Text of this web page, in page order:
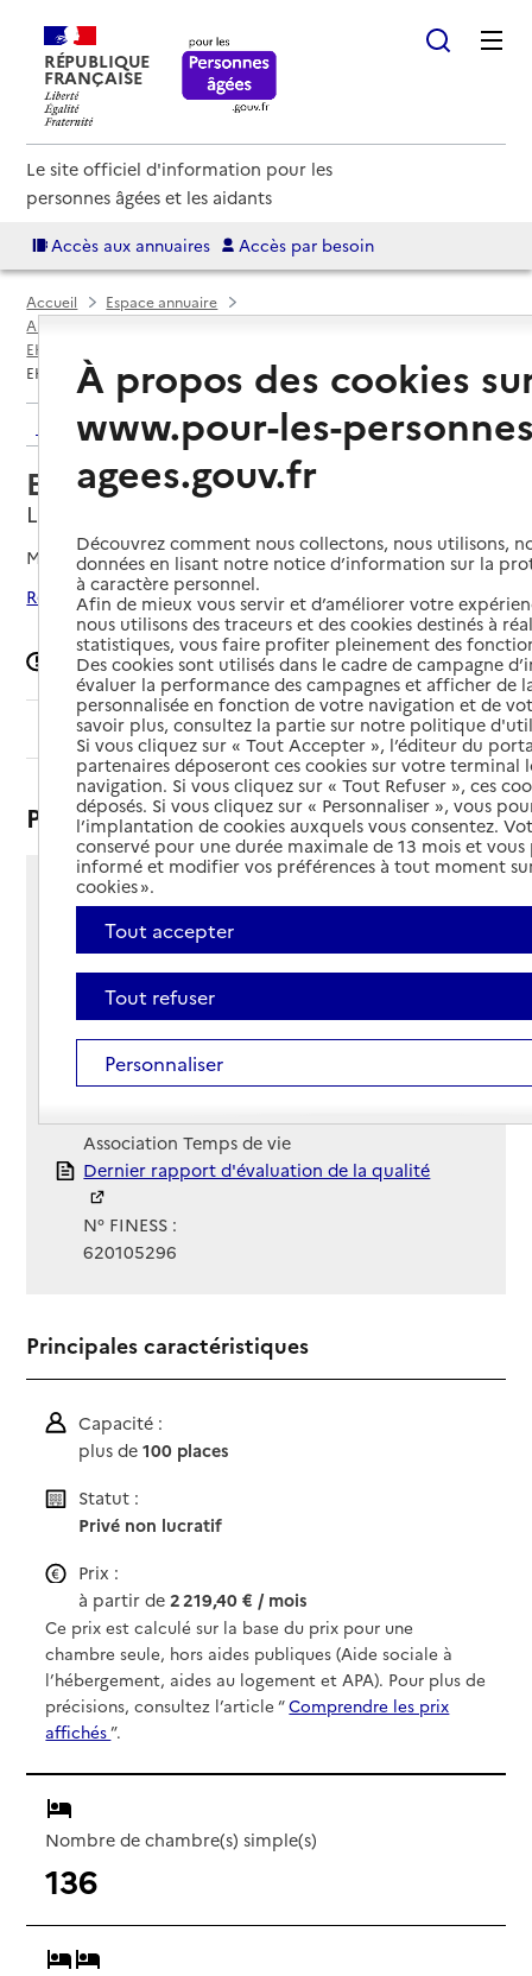
RÉPUBLIQUE
FRANÇAISE
Le site officiel d'information pour les
personnes âgées et les aidants
Accès aux annuaires Accès par besoin
Accueil
Espace annuaire
Annuaire EHPAD et maisons de retraite
EHPAD par département
EHPAD Résidence Saint-Jean
Retour aux résultats de l'annuaire
EHPAD Résidence Saint-Jean
Laventie, PAS-DE-CALAIS
Mis à jour le17/06/2026
Rechercher les établissements autour de Laventie
Signaler une erreur
Sommaire
Présentation
16 rue du 11 Novembre
- BP 47
62840 - Laventie
Voir itinéraire
Téléphone :
03 21 27 64 09
Contact
Contact
Site Internet
Site internet
Association Temps de vie
Rapport HAS
Dernier rapport d'évaluation de la qualité
N° FINESS :
620105296
Principales caractéristiques
Capacité :
plus de100 places
Statut :
Privé non lucratif
Prix :
à partir de2 219,40 € / mois
Ce prix est calculé sur la base du prix pour une
chambre seule, hors aides publiques (Aide sociale à
l’hébergement, aides au logement et APA). Pour plus de
précisions, consultez l’article “Comprendre les prix
affichés”.
Nombre de chambre(s) simple(s)
136
À propos des cookies
www.pour-les-
agees.gouv.fr
Découvrez comment nous collectons, nous utilisons,
données en lisant notre notice d’information sur la
à caractère personnel.
Afin de mieux vous servir et d’améliorer votre
nous utilisons des traceurs et des cookies destinés à
statistiques, vous faire profiter pleinement des
Des cookies sont utilisés dans le cadre de campagne
évaluer la performance des campagnes et afficher de
personnalisée en fonction de votre navigation et de
savoir plus, consultez la partie sur notre politique
Si vous cliquez sur « Tout Accepter », l’éditeur du
partenaires déposeront ces cookies sur votre terminal
navigation. Si vous cliquez sur « Tout Refuser », ces
déposés. Si vous cliquez sur « Personnaliser », vous
l’implantation de cookies auxquels vous consentez.
conservé pour une durée maximale de 13 mois et
informé et modifier vos préférences à tout moment
cookies ».
Tout accepter
Tout refuser
Personnaliser